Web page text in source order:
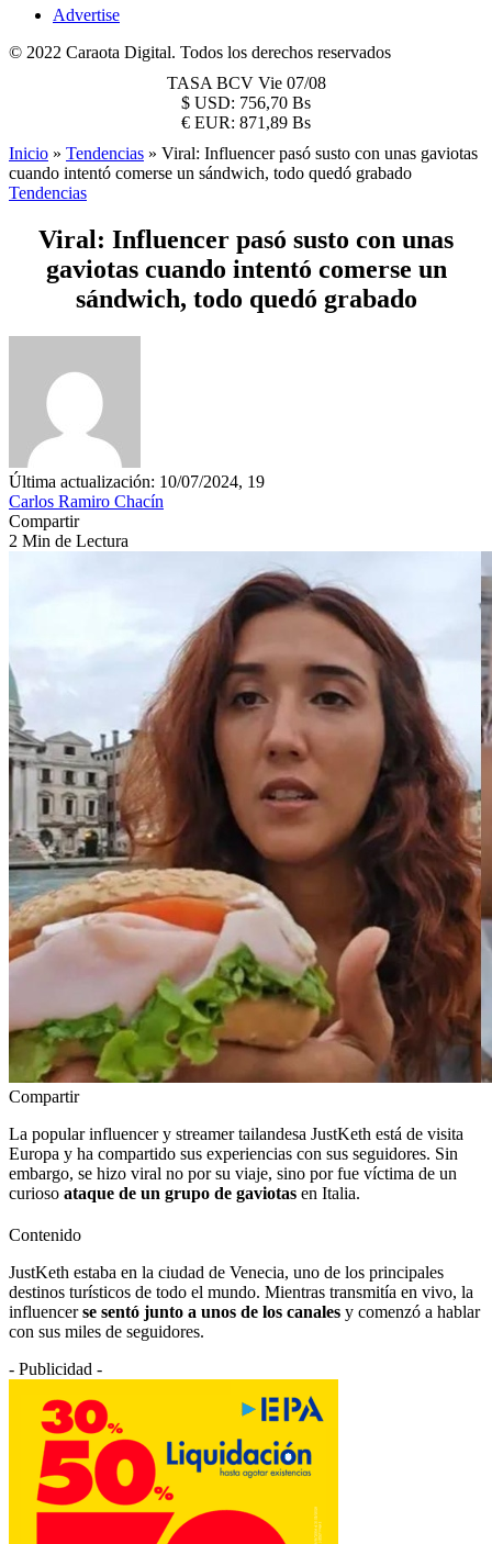
Advertise
© 2022 Caraota Digital. Todos los derechos reservados
TASA BCV Vie 07/08
$ USD: 756,70 Bs
€ EUR: 871,89 Bs
Inicio » Tendencias » Viral: Influencer pasó susto con unas gaviotas
cuando intentó comerse un sándwich, todo quedó grabado
Tendencias
Viral: Influencer pasó susto con unas
gaviotas cuando intentó comerse un
sándwich, todo quedó grabado
Última actualización: 10/07/2024, 19
Carlos Ramiro Chacín
Compartir
2 Min de Lectura
Compartir
La popular influencer y streamer tailandesa JustKeth está de visita
Europa y ha compartido sus experiencias con sus seguidores. Sin
embargo, se hizo viral no por su viaje, sino por fue víctima de un
curioso ataque de un grupo de gaviotas en Italia.
Contenido
JustKeth estaba en la ciudad de Venecia, uno de los principales
destinos turísticos de todo el mundo. Mientras transmitía en vivo, la
influencerse sentó junto a unos de los canales y comenzó a hablar
con sus miles de seguidores.
- Publicidad -